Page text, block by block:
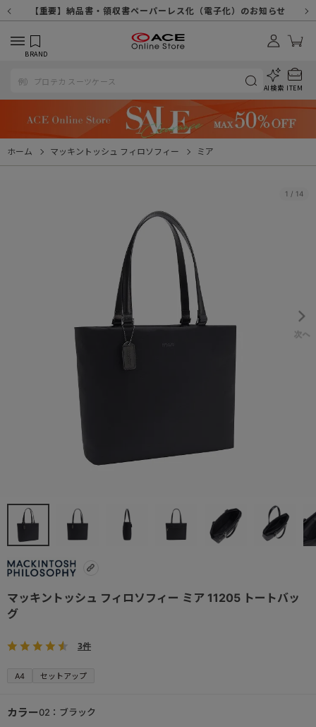
【重要】令和８年熊本地震に伴う配送への影響について
【重要】納品書・領収書ペーパーレス化（電子化）のお知らせ
【重要】天候不良や交通状況・物量増等に伴う配送への影響について
【重要】悪質な詐欺サイトにご注意ください
【重要】各種メールが届かない場合に関しまして
【重要】お問い合わせのご対応に関しまして
【重要】SNSのなりすまし詐欺にご注意ください
BRAND
AI検索 ITEM
ホーム マッキントッシュ フィロソフィー ミア
1 / 14
マッキントッシュ フィロソフィー ミア 11205 トートバッ
グ
3件
A4 セットアップ
カラー02：ブラック